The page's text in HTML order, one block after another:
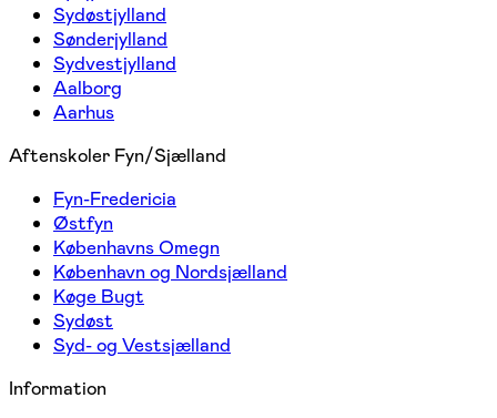
Sydøstjylland
Sønderjylland
Sydvestjylland
Aalborg
Aarhus
Aftenskoler Fyn/Sjælland
Fyn-Fredericia
Østfyn
Københavns Omegn
København og Nordsjælland
Køge Bugt
Sydøst
Syd- og Vestsjælland
Information